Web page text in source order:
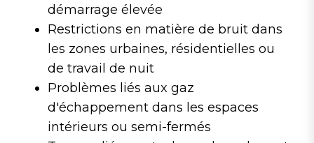
démarrage élevée
Restrictions en matière de bruit dans
les zones urbaines, résidentielles ou
de travail de nuit
Problèmes liés aux gaz
d'échappement dans les espaces
intérieurs ou semi-fermés